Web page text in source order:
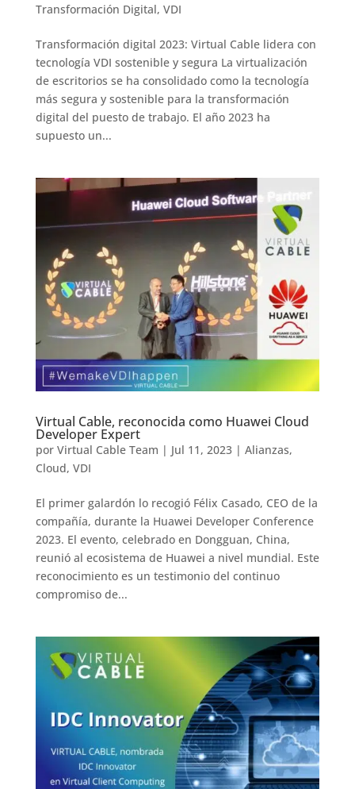
Transformación Digital, VDI
Transformación digital 2023: Virtual Cable lidera con
tecnología VDI sostenible y segura La virtualización
de escritorios se ha consolidado como la tecnología
más segura y sostenible para la transformación
digital del puesto de trabajo. El año 2023 ha
supuesto un...
Virtual Cable, reconocida como Huawei Cloud
Developer Expert
por Virtual Cable Team | Jul 11, 2023| Alianzas,
Cloud, VDI
El primer galardón lo recogió Félix Casado, CEO de la
compañía, durante la Huawei Developer Conference
2023. El evento, celebrado en Dongguan, China,
reunió al ecosistema de Huawei a nivel mundial. Este
reconocimiento es un testimonio del continuo
compromiso de...